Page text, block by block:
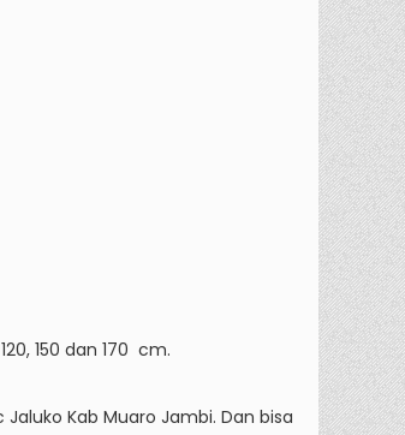
150 dan 170 cm.
Kab Muaro Jambi. Dan bisa